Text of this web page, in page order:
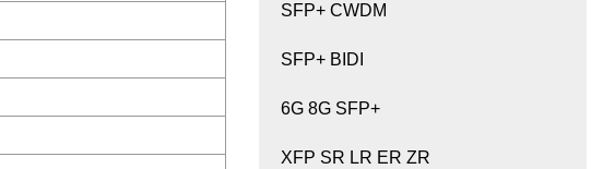
SFP+ CWDM
SFP+ BIDI
6G 8G SFP+
XFP SR LR ER ZR